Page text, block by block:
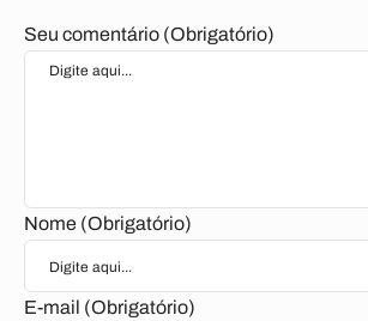
Seu comentário (Obrigatório)
Nome (Obrigatório)
E-mail (Obrigatório)